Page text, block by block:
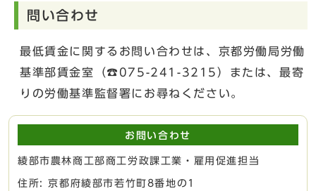
問い合わせ
最低賃金に関するお問い合わせは、京都労働局労働
基準部賃金室（☎075-241-3215）または、最寄
りの労働基準監督署にお尋ねください。
お問い合わせ
綾部市農林商工部商工労政課工業・雇用促進担当
住所: 京都府綾部市若竹町8番地の1